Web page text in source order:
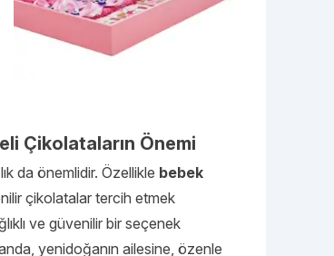
Çikolataların Önemi
da önemlidir. Özellikle bebek
çikolatalar tercih etmek
ve güvenilir bir seçenek
yenidoğanın ailesine, özenle